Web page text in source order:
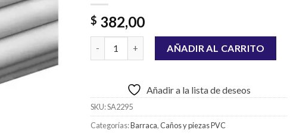
lista de
deseos
$ 382,00
CAÑO DE PVC 63 MM FINO cantidad
AÑADIR AL CARRITO
Añadir a la lista de deseos
SKU:SA2295
Categorías:Barraca,Caños y piezas PVC